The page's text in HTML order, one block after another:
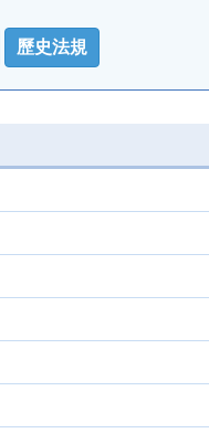
歷史法規